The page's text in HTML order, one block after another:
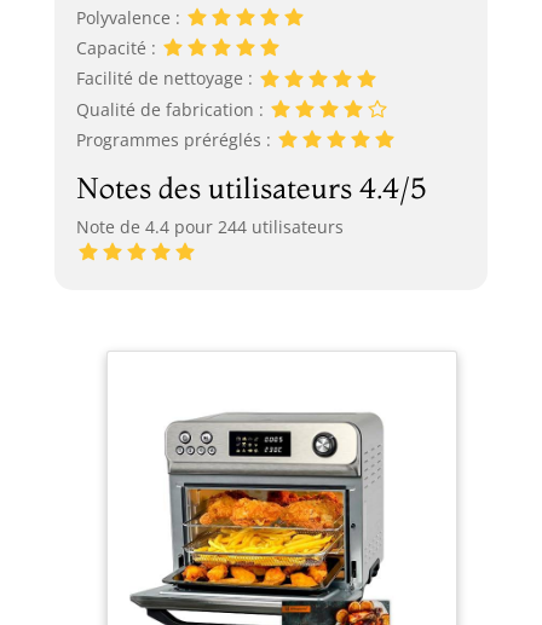
Polyvalence :
Capacité :
Facilité de nettoyage :
Qualité de fabrication :
Programmes préréglés :
Notes des utilisateurs 4.4/5
Note de 4.4 pour 244 utilisateurs